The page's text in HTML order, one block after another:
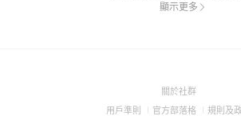
顯示更多
關於社群(Open
用戶準則 (Open
官方部落格 (Open
規則及